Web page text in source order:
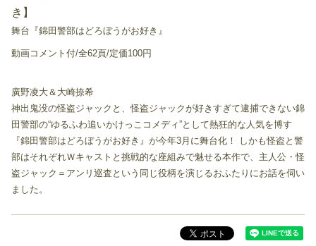
き】
舞台『錦田警部はどろぼうがお好き』
動画コメント付/全62頁/定価100円
廣野凌大＆大崎捺希
神出鬼没の怪盗ジャックと、怪盗ジャックが好きすぎて逮捕できない錦
田警部の“ゆるふわ追いかけっこコメディ”として熱狂的な人気を博す
『錦田警部はどろぼうがお好き』が今年3月に舞台化！ しかも怪盗と警
部はそれぞれＷキャストと挑戦的な座組みで魅せる本作で、主人公・怪
盗ジャック＝アンリ巡査という同じ役柄を演じるおふたりにお話を伺い
ました。